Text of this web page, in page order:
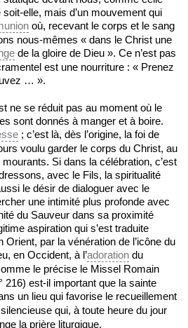
elle, mais d’un mouvement qui
où, recevant le corps et le sang
nous-mêmes « dans le Christ une
de la gloire de Dieu ». Ce n’est pas
est une nourriture : « Prenez
… ».
ne se réduit pas au moment où le
sont donnés à manger et à boire.
; c’est là, dès l’origine, la foi de
voulu garder le corps du Christ, au
Si dans la célébration, c’est
avec le Fils, la spiritualité
le désir de dialoguer avec le
une intimité plus profonde avec
du Sauveur dans sa proximité
aspiration qui s’est traduite
par la vénération de l’icône du
en Occident, à l’adoration du
le précise le Missel Romain
216) est-il important que la sainte
un lieu qui favorise le recueillement
silencieuse qui, à toute heure du jour
la prière liturgique.